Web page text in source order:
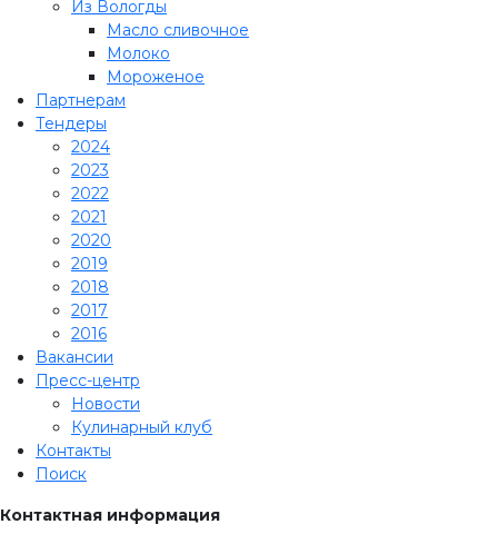
Из Вологды
Масло сливочное
Молоко
Мороженое
Партнерам
Тендеры
2024
2023
2022
2021
2020
2019
2018
2017
2016
Вакансии
Пресс-центр
Новости
Кулинарный клуб
Контакты
Поиск
Контактная информация